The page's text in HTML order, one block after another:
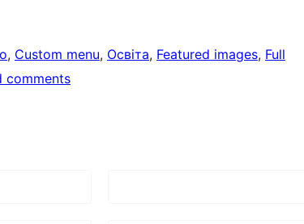
, Custom menu, Освіта, Featured images, Full
comments